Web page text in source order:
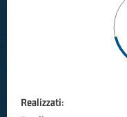
Realizzati: